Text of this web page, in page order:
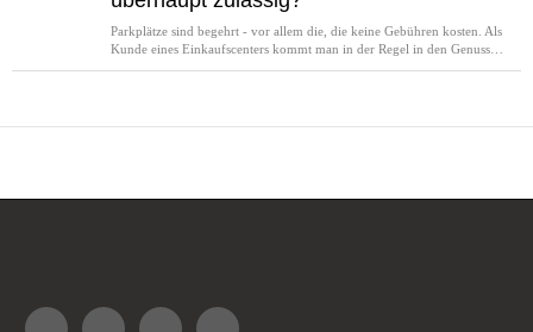
Parkplätze sind begehrt - vor allem die, die keine Gebühren kosten. Als
Kunde eines Einkaufscenters kommt man in der Regel in den Genuss…